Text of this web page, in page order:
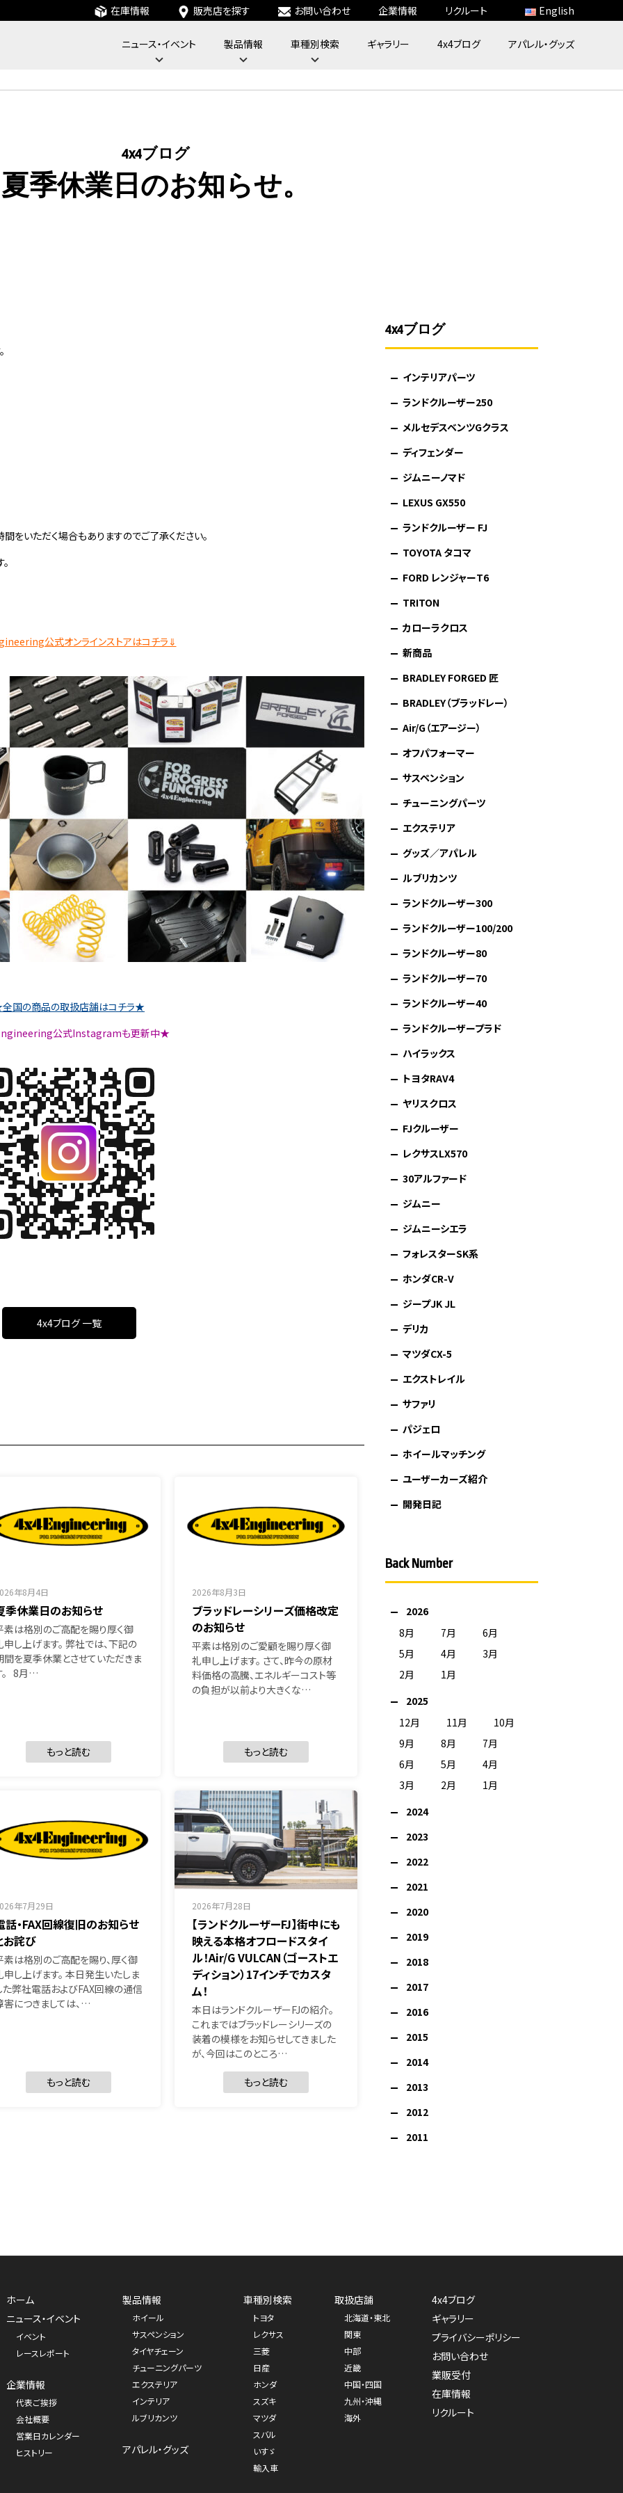
ニュース・イベント 製品情報 車種別検索 ギャラリー 4x4ブログ アパレル・グッズ
在庫情報 販売店を探す お問い合わせ 企業情報 リクルート English
4x4ブログ
夏季休業日のお知らせ。
をいただく場合もありますのでご了承ください。
公式オンラインストアはコチラ⇓
国の商品の取扱店舗はコチラ★
公式Instagramも更新中★
4x4ブログ 一覧
年8月4日
季休業日のお知らせ
素は格別のご高配を賜り厚く御
申し上げます。 弊社では、下記の
間を夏季休業とさせていただきま
。 8月…
もっと読む
2026年8月3日
ブラッドレーシリーズ価格改定
のお知らせ
平素は格別のご愛顧を賜り厚く御
礼申し上げます。 さて、昨今の原材
料価格の高騰、エネルギーコスト等
の負担が以前より大きくな…
もっと読む
年7月29日
話・FAX回線復旧のお知らせ
お詫び
素は格別のご高配を賜り、厚く御
申し上げます。 本日発生いたしま
た弊社電話およびFAX回線の通信
害につきましては、…
もっと読む
2026年7月28日
【ランドクルーザーFJ】街中にも
映える本格オフロードスタイ
ル！Air/G VULCAN（ゴーストエ
ディション）17インチでカスタ
ム！
本日はランドクルーザーFJの紹介。
これまではブラッドレーシリーズの
装着の模様をお知らせしてきました
が、今回はこのところ…
もっと読む
4x4ブログ
インテリアパーツ
ランドクルーザー250
メルセデスベンツGクラス
ディフェンダー
ジムニーノマド
LEXUS GX550
ランドクルーザー FJ
TOYOTA タコマ
FORD レンジャーT6
TRITON
カローラクロス
新商品
BRADLEY FORGED 匠
BRADLEY（ブラッドレー）
Air/G（エアージー）
オフパフォーマー
サスペンション
チューニングパーツ
エクステリア
グッズ／アパレル
ルブリカンツ
ランドクルーザー300
ランドクルーザー100/200
ランドクルーザー80
ランドクルーザー70
ランドクルーザー40
ランドクルーザープラド
ハイラックス
トヨタRAV4
ヤリスクロス
FJクルーザー
レクサスLX570
30アルファード
ジムニー
ジムニーシエラ
フォレスターSK系
ホンダCR-V
ジープJK JL
デリカ
マツダCX-5
エクストレイル
サファリ
パジェロ
ホイールマッチング
ユーザーカーズ紹介
開発日記
Back Number
2026
8月
7月
6月
5月
4月
3月
2月
1月
2025
12月
11月
10月
9月
8月
7月
6月
5月
4月
3月
2月
1月
2024
2023
2022
2021
2020
2019
2018
2017
2016
2015
2014
2013
2012
2011
ホーム
ニュース・イベント
イベント
レースレポート
企業情報
代表ご挨拶
会社概要
営業日カレンダー
ヒストリー
製品情報
ホイール
サスペンション
タイヤチェーン
チューニングパーツ
エクステリア
インテリア
ルブリカンツ
アパレル・グッズ
車種別検索
トヨタ
レクサス
三菱
日産
ホンダ
スズキ
マツダ
スバル
いすゞ
輸入車
取扱店舗
北海道・東北
関東
中部
近畿
中国・四国
九州・沖縄
海外
4x4ブログ
ギャラリー
プライバシーポリシー
お問い合わせ
業販受付
在庫情報
リクルート